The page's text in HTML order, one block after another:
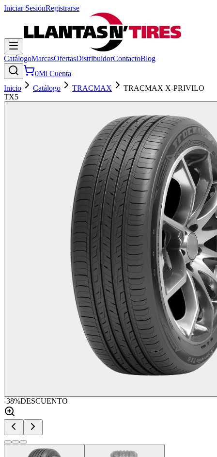
Iniciar SesiónRegistrarse
CatálogoMarcasOfertasDistribuidorContactoBlog
0Mi Cuenta
Inicio
Catálogo TRACMAX
TRACMAX X-PRIVILO
TX5
-38%DESCUENTO